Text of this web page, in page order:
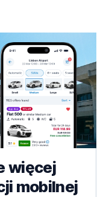
więcej
mobilnej